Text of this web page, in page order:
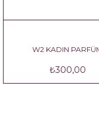
W2 KADIN PARFÜM
₺300,00